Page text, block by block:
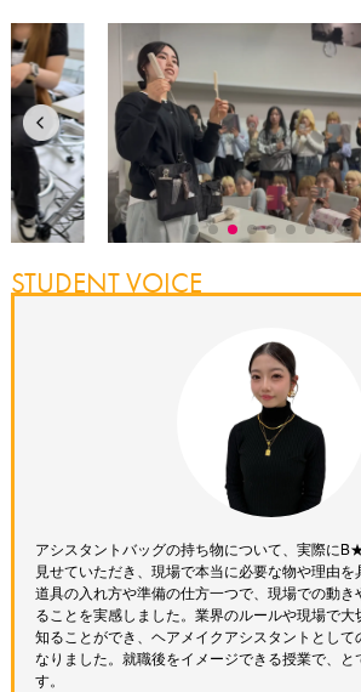
STUDENT VOICE
アシスタントバッグの持ち物について、実際に
見せていただき、現場で本当に必要な物や理由を
道具の入れ方や準備の仕方一つで、現場での動
ることを実感しました。業界のルールや現場で大
知ることができ、ヘアメイクアシスタントとして
なりました。就職後をイメージできる授業で、と
す。